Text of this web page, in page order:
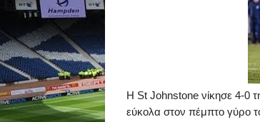
Η St Johnstone νίκησε 4-0
εύκολα στον πέμπτο γύρο